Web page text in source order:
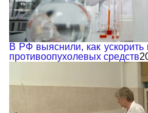
В РФ выяснили, как ускорить
противоопухолевых средств